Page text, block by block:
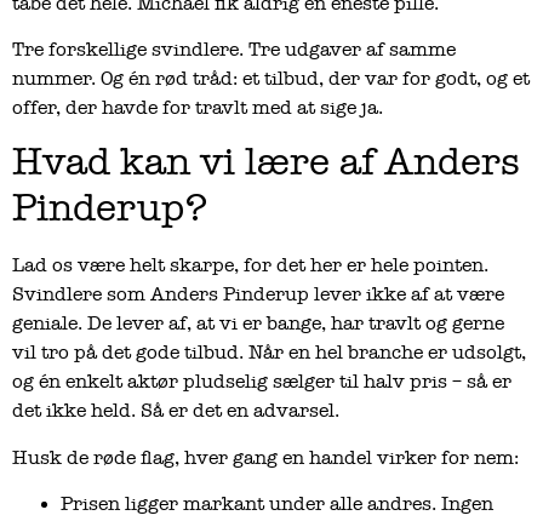
Tre forskellige svindlere. Tre udgaver af samme
nummer. Og én rød tråd: et tilbud, der var for godt, og et
offer, der havde for travlt med at sige ja.
Hvad kan vi lære af Anders
Pinderup?
Lad os være helt skarpe, for det her er hele pointen.
Svindlere som Anders Pinderup lever ikke af at være
geniale. De lever af, at vi er bange, har travlt og gerne
vil tro på det gode tilbud. Når en hel branche er udsolgt,
og én enkelt aktør pludselig sælger til halv pris – så er
det ikke held. Så er det en advarsel.
Husk de røde flag, hver gang en handel virker for nem:
Prisen ligger markant under alle andres. Ingen